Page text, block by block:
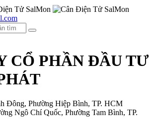
CỔ PHẦN ĐẦU TƯ
Đông, Phường Hiệp Bình, TP. HCM
Ngô Chí Quốc, Phường Tam Bình, TP.